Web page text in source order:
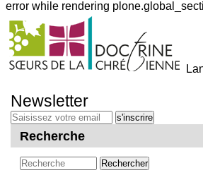
error while rendering
Outils
personnels
au
contenu.
Aller
navigation
Newsletter
Recherche